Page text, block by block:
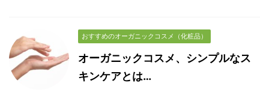
おすすめのオーガニックコスメ（化粧品）
オーガニックコスメ、シンプルなス
キンケアとは…